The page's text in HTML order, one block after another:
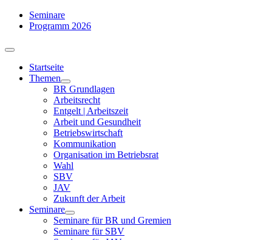
Zum
Inhalt
Seminare
Programm 2026
Toggle
NavigationStartseite
Themen
BR Grundlagen
Arbeits­recht
Entgelt | Arbeitszeit
Arbeit und Gesundheit
Betriebswirtschaft
Kommuni­kation
Organisation im Betriebsrat
Wahl
SBV
JAV
Zukunft der Arbeit
Seminare
Seminare für BR und Gremien
Seminare für SBV